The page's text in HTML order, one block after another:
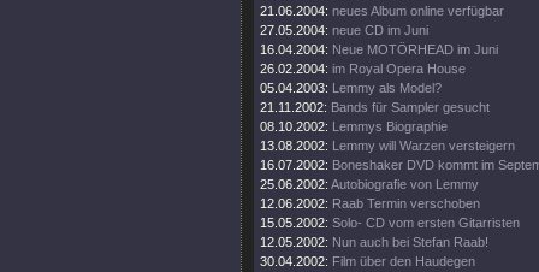
21.06.2004: neues Album online verfügbar
27.05.2004: neue CD im Juni
16.04.2004: Neue MOTÖRHEAD im Juni
26.02.2004: im Royal Opera House
05.04.2003: Lemmy als Model?
21.11.2002: Bands für Sampler gesucht
08.10.2002: Lemmys Biographie
13.08.2002: Lemmy will Warzen versteigern
16.07.2002: Boneshaker DVD kommt im
25.06.2002: Autobiografie von Lemmy
12.06.2002: Raab Termin verschoben
15.05.2002: Solo- CD vom ersten Gitarristen
12.05.2002: Nun auch bei Stefan Raab!
30.04.2002: Film über den Haudegen